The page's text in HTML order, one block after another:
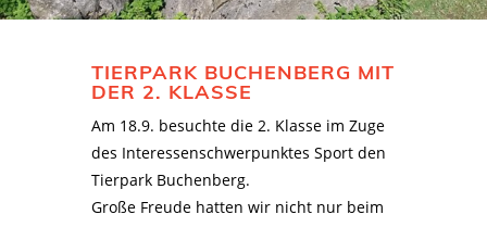
TIERPARK BUCHENBERG MIT
DER 2. KLASSE
Am 18.9. besuchte die 2. Klasse im Zuge
des Interessenschwerpunktes Sport den
Tierpark Buchenberg.
Große Freude hatten wir nicht nur beim